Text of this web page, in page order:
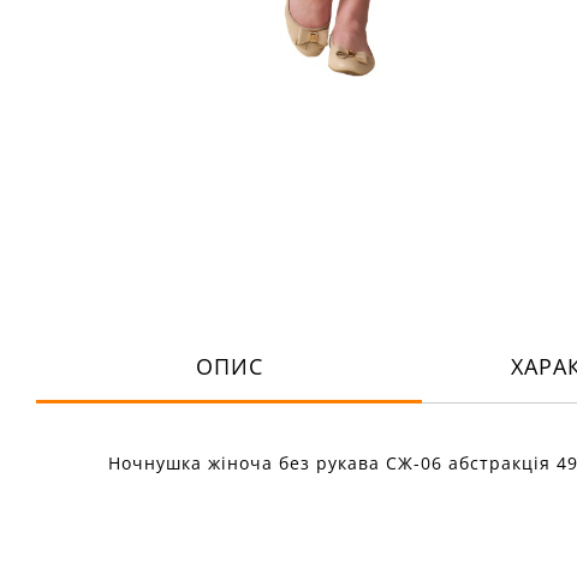
ОПИС
Ночнушка жіноча без рукава СЖ-06 абстракція